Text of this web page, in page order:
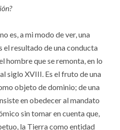
es, a mi modo de ver, una
el resultado de una conducta
hombre que se remonta, en lo
siglo XVIII. Es el fruto de una
objeto de dominio; de una
en obedecer al mandato
sin tomar en cuenta que,
la Tierra como entidad